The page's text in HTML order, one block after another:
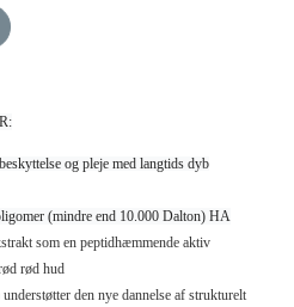
og pleje med langtids dyb
(mindre end 10.000 Dalton) HA
som en peptidhæmmende aktiv
rød hud
den nye dannelse af strukturelt